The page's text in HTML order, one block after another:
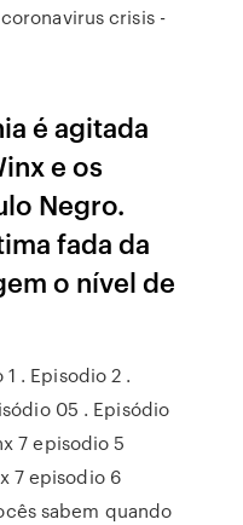
crisis -
é agitada
e os
Negro.
fada da
o nível de
. Episodio 2 .
05 . Episódio
7 episodio 5
7 episodio 6
sabem quando